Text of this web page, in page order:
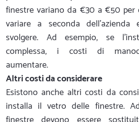
finestre variano da €30 a €50 per
variare a seconda
svolgere. Ad esempio, se
complessa, i costi di
aumentare.
Altri costi da considerare
Esistono anche altri costi da
installa il vetro delle finestre.